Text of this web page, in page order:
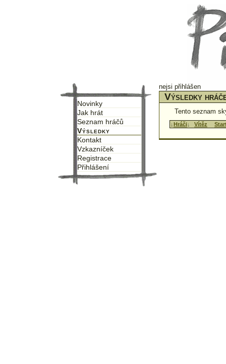
Novinky
Jak hrát
Seznam hráčů
Výsledky
Kontakt
Vzkazníček
Registrace
Přihlášení
nejsi přihlášen
Výsledky
Tento seznam
↓ Hráči↓ Vítěz